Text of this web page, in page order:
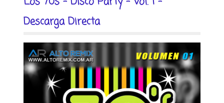
Descarga Directa